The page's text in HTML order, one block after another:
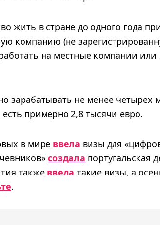
жить в стране до одного года
компанию (не
на местные компании или
зарабатывать не менее
примерно 2,8 тысячи евро.
в мире ввела визы для
создала португальская
также ввела такие визы, а
.